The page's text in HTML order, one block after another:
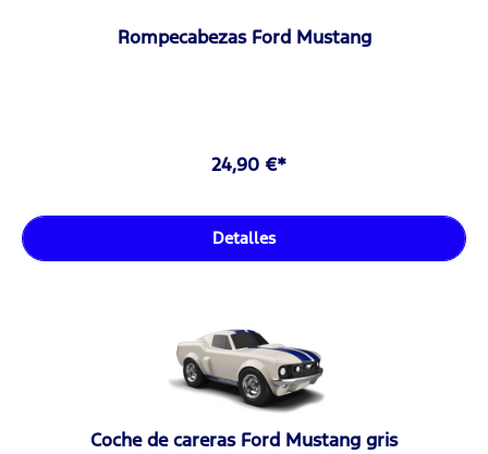
Rompecabezas Ford Mustang
24,90 €*
Detalles
Coche de careras Ford Mustang gris